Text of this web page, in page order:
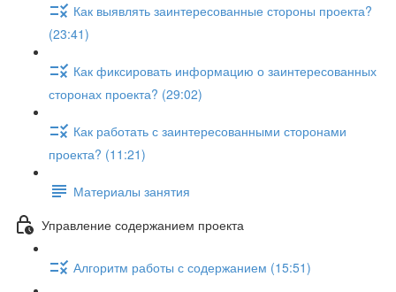
Как выявлять заинтересованные стороны проекта?
(23:41)
Как фиксировать информацию о заинтересованных
сторонах проекта? (29:02)
Как работать с заинтересованными сторонами
проекта? (11:21)
Материалы занятия
Управление содержанием проекта
Алгоритм работы с содержанием (15:51)